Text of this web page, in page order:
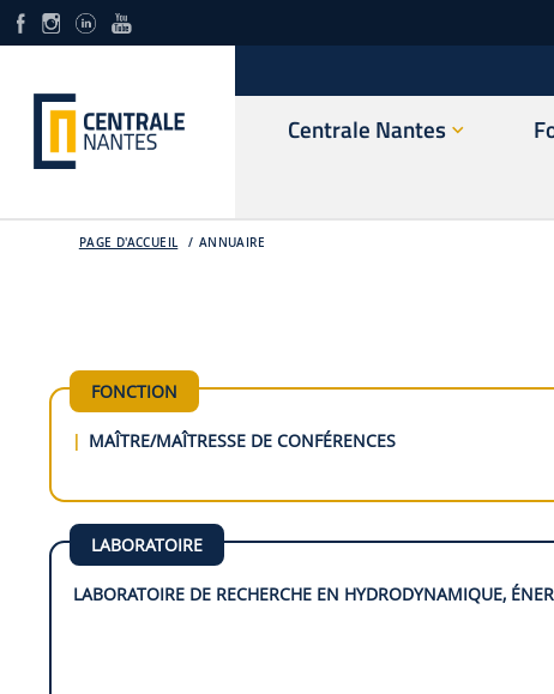
Centrale Nantes
PAGE D'ACCUEIL ANNUAIRE
FONCTION
MAÎTRE/MAÎTRESSE DE CONFÉRENCES
LABORATOIRE
LABORATOIRE DE RECHERCHE EN HYDRODYNAMIQUE,